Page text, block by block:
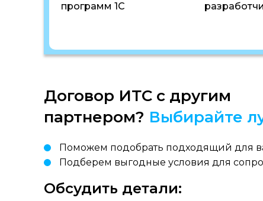
программ 1С
Договор ИТС с другим
партнером? Выбирайте
Поможем подобрать подходящий для
Подберем выгодные условия для
Обсудить детали: